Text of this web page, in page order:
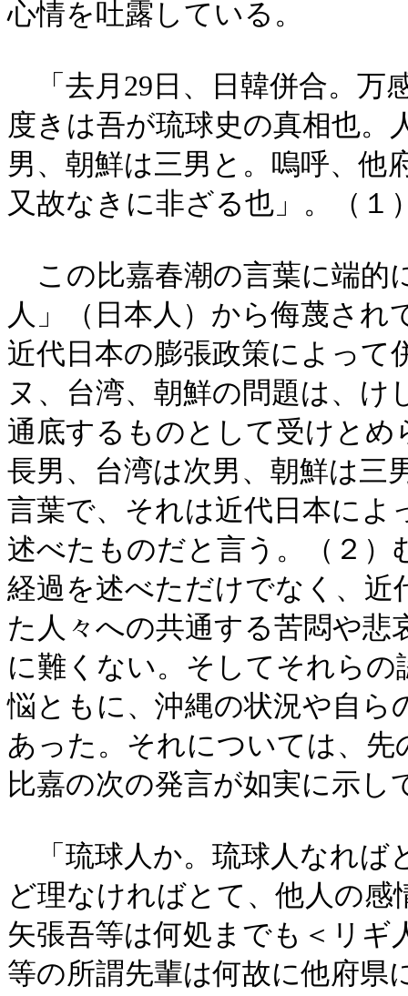
心情を吐露している。
「去月29日、日韓併合。万
度きは吾が琉球史の真相也。
男、朝鮮は三男と。嗚呼、他
又故なきに非ざる也」。（１
この比嘉春潮の言葉に端的
人」（日本人）から侮蔑さ
近代日本の膨張政策によって
ヌ、台湾、朝鮮の問題は、
通底するものとして受けと
長男、台湾は次男、朝鮮は三
言葉で、それは近代日本によ
述べたものだと言う。（２
経過を述べただけでなく、近
た人々への共通する苦悶や
に難くない。そしてそれら
悩ともに、沖縄の状況や自
あった。それについては、
比嘉の次の発言が如実に示し
「琉球人か。琉球人なれば
ど理なければとて、他人の
矢張吾等は何処までも＜リギ
等の所謂先輩は何故に他府県